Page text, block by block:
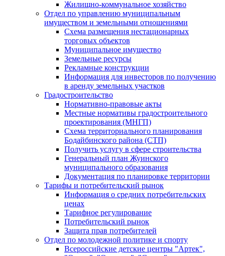
Жилищно-коммунальное хозяйство
Отдел по управлению муниципальным
имуществом и земельными отношениями
Схема размещения нестационарных
торговых объектов
Муниципальное имущество
Земельные ресурсы
Рекламные конструкции
Информация для инвесторов по получению
в аренду земельных участков
Градостроительство
Нормативно-правовые акты
Местные нормативы градостроительного
проектирования (МНГП)
Схема территориального планирования
Бодайбинского района (СТП)
Получить услугу в сфере строительства
Генеральный план Жуинского
муниципального образования
Документация по планировке территории
Тарифы и потребительский рынок
Информация о средних потребительских
ценах
Тарифное регулирование
Потребительский рынок
Защита прав потребителей
Отдел по молодежной политике и спорту
Всероссийские детские центры "Артек",